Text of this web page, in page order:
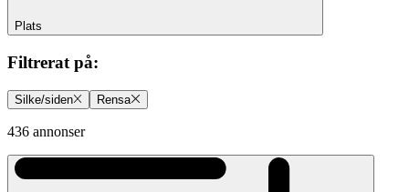
Plats
Filtrerat på:
Silke/siden Rensa
436 annonser